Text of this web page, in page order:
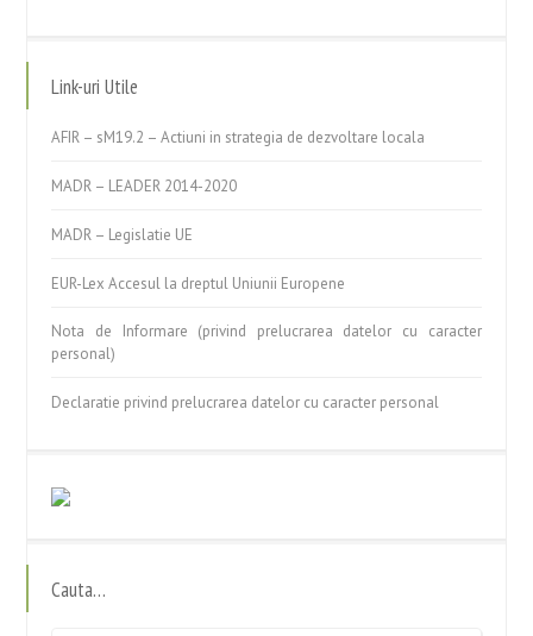
Link-uri Utile
AFIR – sM19.2 – Actiuni in strategia de dezvoltare locala
MADR – LEADER 2014-2020
MADR – Legislatie UE
EUR-Lex Accesul la dreptul Uniunii Europene
Nota de Informare (privind prelucrarea datelor cu caracter
personal)
Declaratie privind prelucrarea datelor cu caracter personal
Cauta…